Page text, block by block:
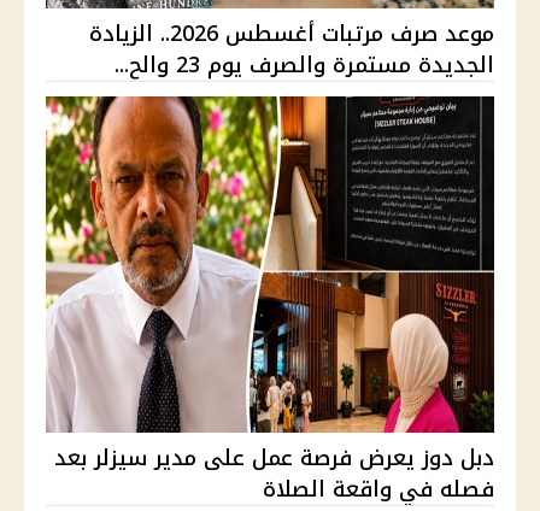
موعد صرف مرتبات أغسطس 2026.. الزيادة
الجديدة مستمرة والصرف يوم 23 والح...
دبل دوز يعرض فرصة عمل على مدير سيزلر بعد
فصله في واقعة الصلاة